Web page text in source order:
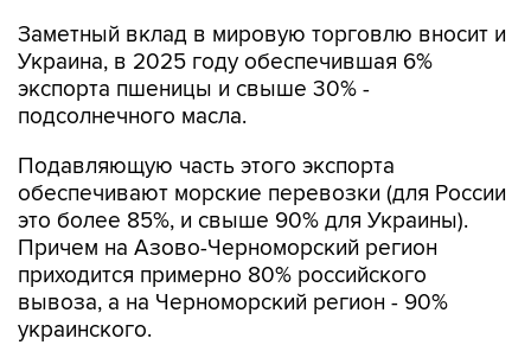
Заметный вклад в мировую торговлю вносит и
Украина, в 2025 году обеспечившая 6%
экспорта пшеницы и свыше 30% -
подсолнечного масла.
Подавляющую часть этого экспорта
обеспечивают морские перевозки (для России
это более 85%, и свыше 90% для Украины).
Причем на Азово-Черноморский регион
приходится примерно 80% российского
вывоза, а на Черноморский регион - 90%
украинского.